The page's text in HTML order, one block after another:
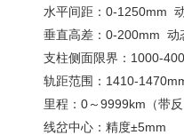
水平间距：0-1250mm
垂直高差：0-200mm 动
支柱侧面限界：1000-
轨距范围：1410-
里程：0～9999km（带
线岔中心：精度±5mm